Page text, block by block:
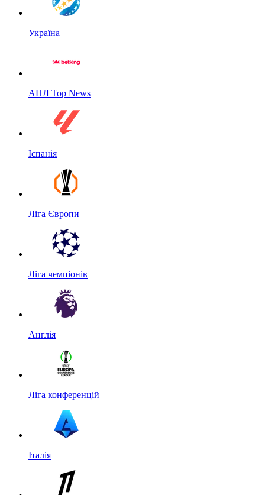
Україна
АПЛ Top News
Іспанія
Ліга Європи
Ліга чемпіонів
Англія
Ліга конференцій
Італія